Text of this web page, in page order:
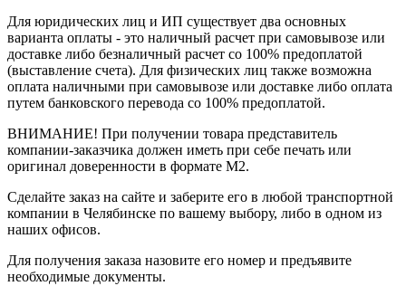
Для юридических лиц и ИП существует два основных
варианта оплаты - это наличный расчет при самовывозе или
доставке либо безналичный расчет со 100% предоплатой
(выставление счета). Для физических лиц также возможна
оплата наличными при самовывозе или доставке либо оплата
путем банковского перевода со 100% предоплатой.
ВНИМАНИЕ! При получении товара представитель
компании-заказчика должен иметь при себе печать или
оригинал доверенности в формате М2.
Сделайте заказ на сайте и заберите его в любой транспортной
компании в Челябинске по вашему выбору, либо в одном из
наших офисов.
Для получения заказа назовите его номер и предъявите
необходимые документы.